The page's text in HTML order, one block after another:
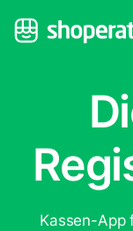
Kassen-App